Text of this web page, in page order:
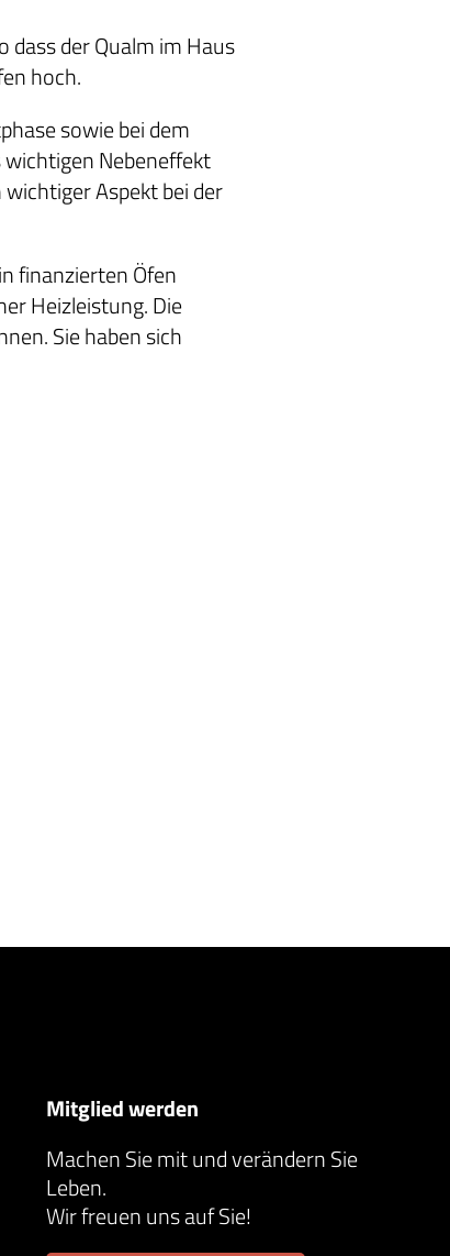
dass der Qualm im Haus
hoch.
sowie bei dem
wichtigen Nebeneffekt
Aspekt bei der
finanzierten Öfen
Heizleistung. Die
Sie haben sich
Mitglied werden
Machen Sie mit und verändern Sie
Leben.
Wir freuen uns auf Sie!